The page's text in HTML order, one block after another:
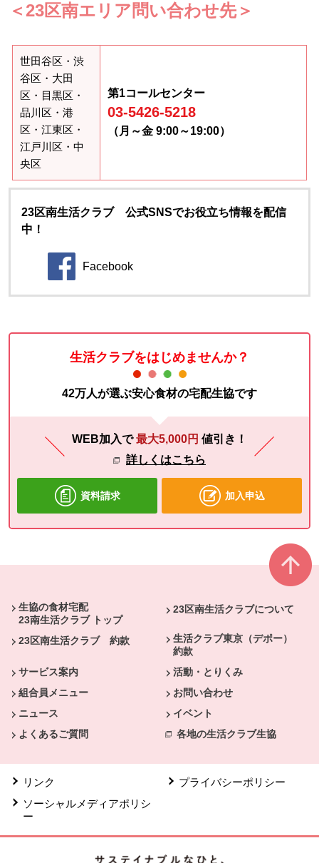
＜23区南エリア問い合わせ先＞
世田谷区・渋
谷区・大田
区・目黒区・
品川区・港
区・江東区・
江戸川区・中
央区
第1コールセンター
03-5426-5218
（月～金 9:00～19:00）
23区南生活クラブ 公式SNSでお役立ち情報を配信
中！
Facebook
別のウィンドウで開きます。
生活クラブをはじめませんか？
42万人が選ぶ安心食材の宅配生協です
WEB加入で最大5,000円 値引き！
詳しくはこちら
資料請求 加入申込
生協の食材宅配
23南生活クラブ トップ
23区南生活クラブについて
23区南生活クラブ 約款
生活クラブ東京（デポー）
約款
サービス案内
活動・とりくみ
組合員メニュー
お問い合わせ
ニュース
イベント
よくあるご質問
各地の生活クラブ生協
リンク
プライバシーポリシー
ソーシャルメディアポリシ
ー